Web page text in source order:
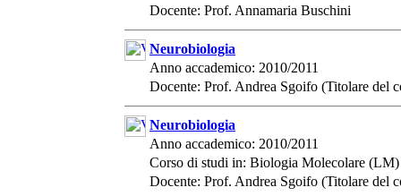
Docente: Prof. Annamaria Buschini
Neurobiologia
Anno accademico: 2010/2011
Docente: Prof. Andrea Sgoifo (Titolare del
Neurobiologia
Anno accademico: 2010/2011
Corso di studi in: Biologia Molecolare (LM)
Docente: Prof. Andrea Sgoifo (Titolare del